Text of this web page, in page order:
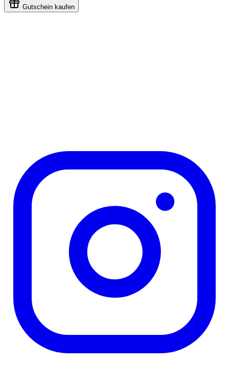
Gutschein kaufen